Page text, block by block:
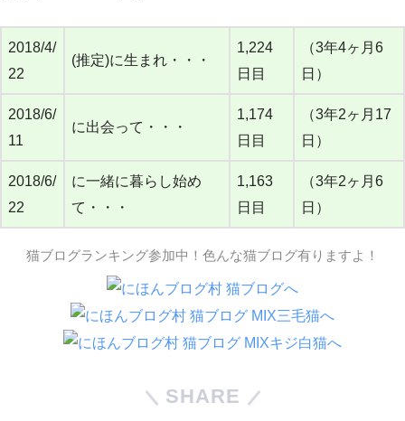
2018/4/
22
(推定)に生まれ・・・
1,224
日目
（3年4ヶ月6
日）
2018/6/
11
に出会って・・・
1,174
日目
（3年2ヶ月17
日）
2018/6/
22
に一緒に暮らし始め
て・・・
1,163
日目
（3年2ヶ月6
日）
猫ブログランキング参加中！色んな猫ブログ有りますよ！
SHARE